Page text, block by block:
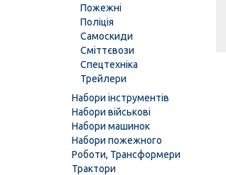
Пожежні
Поліція
Самоскиди
Сміттєвози
Спецтехніка
Трейлери
Набори інструментів
Набори військові
Набори машинок
Набори пожежного
Роботи, Трансформери
Трактори